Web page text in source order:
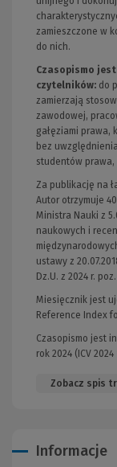
zamieszczone w
do nich.
Czasopismo
czytelników: do
zamierzają
zawodowej,
gałęziami prawa,
bez
studentów prawa,
Za publikację na
Autor otrzymuje
Ministra Nauki z
naukowych i
ustawy z
Dz.U. z 2024 r. poz.
Miesięcznik jest
Reference Index
Czasopismo jest
rok 2024 (ICV
Zobacz spis
Informacje